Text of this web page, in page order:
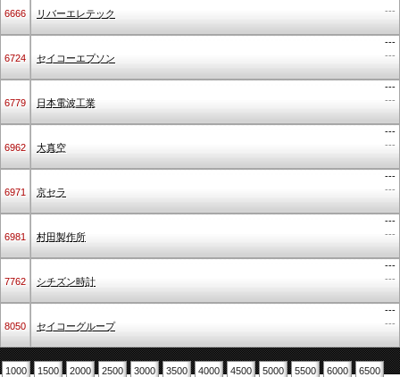
6666 リバーエレテック
---
6724 セイコーエプソン
---
---
6779 日本電波工業
---
---
6962 大真空
---
---
6971 京セラ
---
---
6981 村田製作所
---
---
7762 シチズン時計
---
---
8050 セイコーグループ
---
---
1000 1500 2000 2500 3000 3500 4000 4500 5000 5500 6000 6500